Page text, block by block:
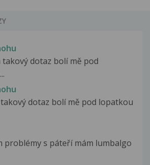
dotaz bolí mě pod
dotaz bolí mě pod lopatkou
problémy s páteří mám lumbalgo